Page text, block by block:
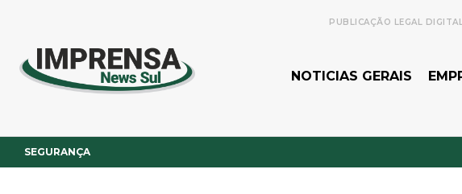
PUBLICAÇÃO LEGAL
NOTICIAS GERAIS
SEGURANÇA